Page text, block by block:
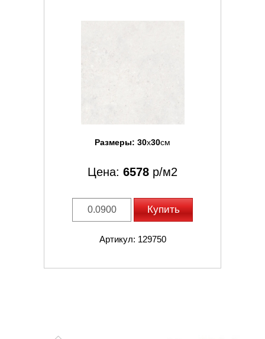
Размеры: 30x30см
Цена: 6578 р/м2
Купить
Артикул: 129750